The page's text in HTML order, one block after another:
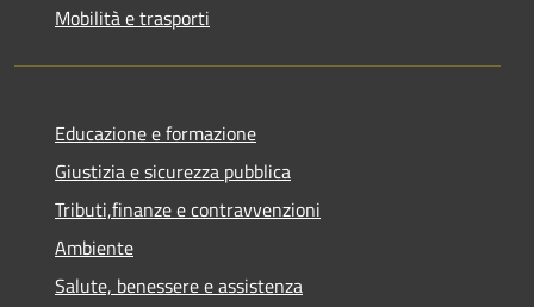
Mobilità e trasporti
Educazione e formazione
Giustizia e sicurezza pubblica
Tributi,finanze e contravvenzioni
Ambiente
Salute, benessere e assistenza